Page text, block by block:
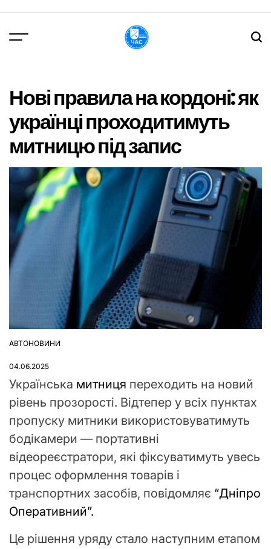
вмісту
Нові правила на кордоні: як
українці проходитимуть
митницю під запис
ОПУБЛІКУВАТИ
АВТОНОВИНИ
04.06.2025
Українська митниця переходить на новий
рівень прозорості. Відтепер у всіх пунктах
пропуску митники використовуватимуть
бодікамери — портативні
відеореєстратори, які фіксуватимуть увесь
процес оформлення товарів і
транспортних засобів, повідомляє “Дніпро
Оперативний”.
Це рішення уряду стало наступним етапом